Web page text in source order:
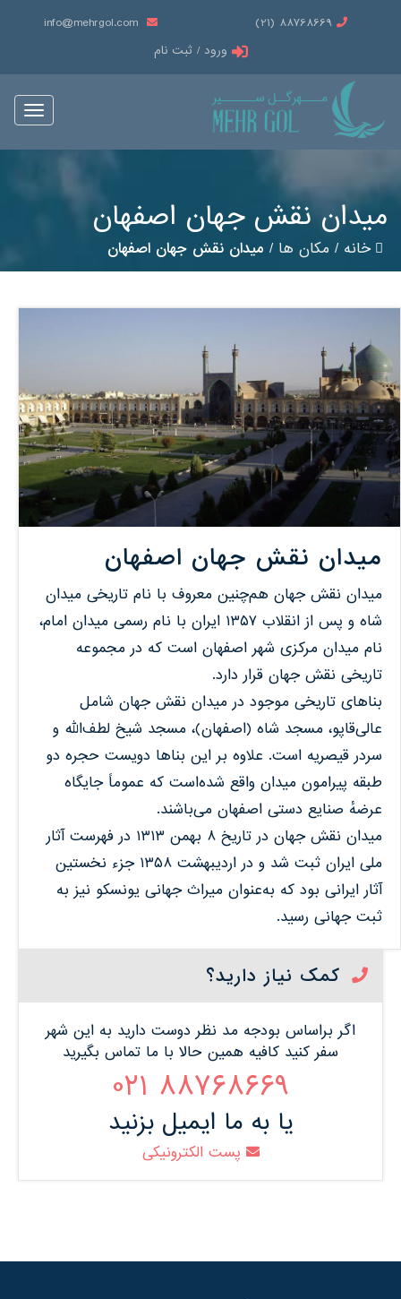
88768669 (21)
info@mehrgol.com
ورود / ثبت نام
Toggle
میدان نقش جهان اصفهان
خانه/ مکان ها/ میدان نقش جهان اصفهان
میدان نقش جهان اصفهان
میدان نقش جهان هم‌چنین معروف با نام تاریخی میدان
شاه و پس از انقلاب ۱۳۵۷ ایران با نام رسمی میدان امام،
نام میدان مرکزی شهر اصفهان است که در مجموعه
تاریخی نقش جهان قرار دارد.
بناهای تاریخی موجود در میدان نقش جهان شامل
عالی‌قاپو، مسجد شاه (اصفهان)، مسجد شیخ لطف‌الله و
سردر قیصریه است. علاوه بر این بناها دویست حجره دو
طبقه پیرامون میدان واقع شده‌است که عموماً جایگاه
عرضهٔ صنایع دستی اصفهان می‌باشند.
میدان نقش جهان در تاریخ ۸ بهمن ۱۳۱۳ در فهرست آثار
ملی ایران ثبت شد و در اردیبهشت ۱۳۵۸ جزء نخستین
آثار ایرانی بود که به‌عنوان میراث جهانی یونسکو نیز به
ثبت جهانی رسید.
کمک نیاز دارید؟
اگر براساس بودجه مد نظر دوست دارید به این شهر
سفر کنید کافیه همین حالا با ما تماس بگیرید
88768669 021
یا به ما ایمیل بزنید
پست الکترونیکی